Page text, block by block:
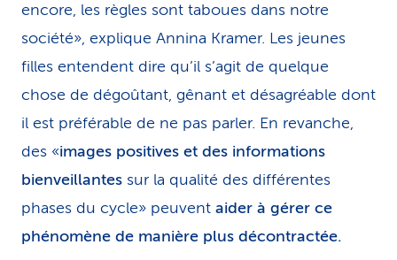
encore, les règles sont taboues dans notre
société», explique Annina Kramer. Les jeunes
filles entendent dire qu’il s’agit de quelque
chose de dégoûtant, gênant et désagréable dont
il est préférable de ne pas parler. En revanche,
des «images positives et des informations
bienveillantes sur la qualité des différentes
phases du cycle» peuvent aider à gérer ce
phénomène de manière plus décontractée.